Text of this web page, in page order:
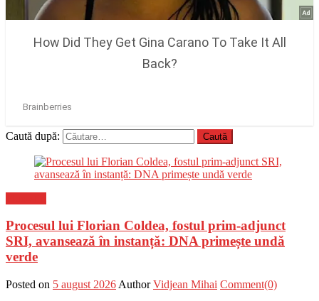
Caută după:
Procesul lui Florian Coldea, fostul prim-adjunct
SRI, avansează în instanță: DNA primește undă
verde
Posted on 5 august 2026 Author Vidjean Mihai Comment(0)